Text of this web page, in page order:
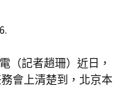
（記者趙珊）近日，
會上清楚到，北京本